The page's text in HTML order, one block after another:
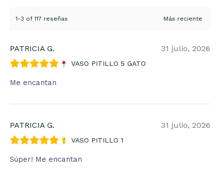
1-3 of 117 reseñas
PATRICIA G. 31 julio, 2026
VASO PITILLO 5 GATO
Me encantan
PATRICIA G. 31 julio, 2026
VASO PITILLO 1
Súper! Me encantan